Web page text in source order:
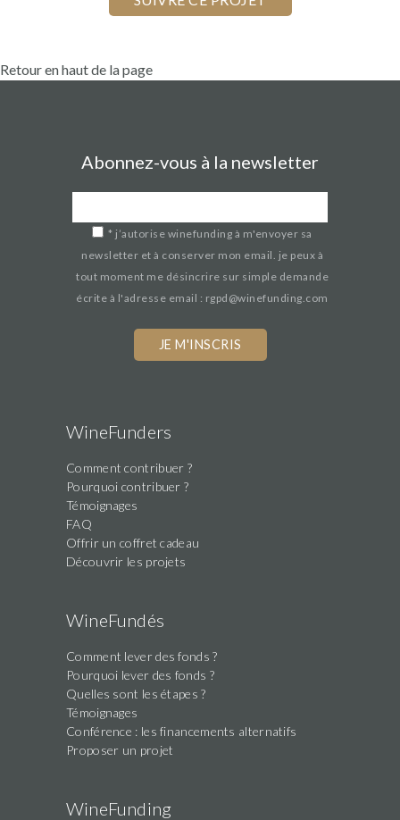
Retour en haut de la page
Abonnez-vous à la newsletter
* j’autorise winefunding à m'envoyer sa
newsletter et à conserver mon email. je peux à
tout moment me désincrire sur simple demande
écrite à l'adresse email : rgpd@winefunding.com
this
field
WineFunders
Comment contribuer ?
Pourquoi contribuer ?
Témoignages
FAQ
Offrir un coffret cadeau
Découvrir les projets
WineFundés
Comment lever des fonds ?
Pourquoi lever des fonds ?
Quelles sont les étapes ?
Témoignages
Conférence : les financements alternatifs
Proposer un projet
WineFunding